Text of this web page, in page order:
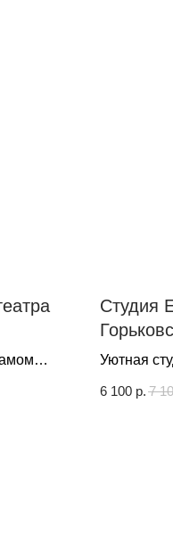
где
Студия
Уютная
6 100 р. 7